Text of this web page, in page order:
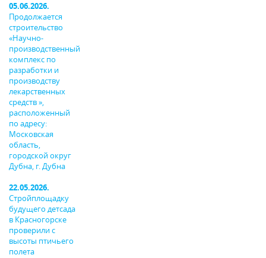
05.06.2026.
Продолжается
строительство
«Научно-
производственный
комплекс по
разработки и
производству
лекарственных
средств »,
расположенный
по адресу:
Московская
область,
городской округ
Дубна, г. Дубна
22.05.2026.
Стройплощадку
будущего детсада
в Красногорске
проверили с
высоты птичьего
полета